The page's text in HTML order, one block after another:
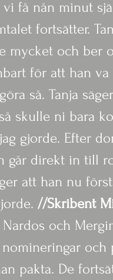
vi få nån minut
fortsätter.
mycket och ber
för att han
så. Tanja
skulle ni bara
gjorde. Efter
går direkt in till
att han nu
//Skribent
Nardos och
och
pakta. De